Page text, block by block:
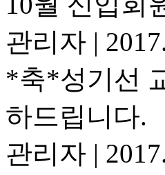
관리자 |
*축*성기선
하드립니다.
관리자 |